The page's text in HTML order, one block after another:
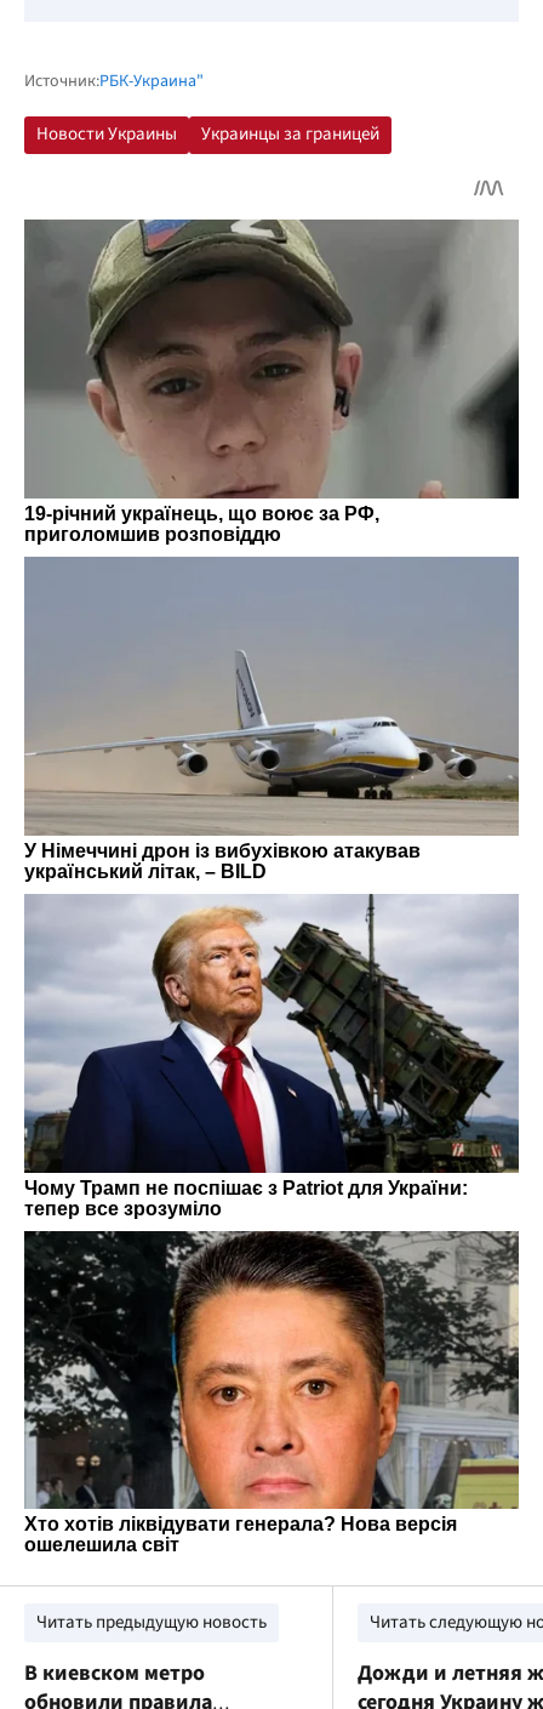
Источник:РБК-Украина"
Новости Украины Украинцы за границей
Читать предыдущую новость
В киевском метро
обновили правила
Читать следующую
Дожди и летняя
сегодня Украину